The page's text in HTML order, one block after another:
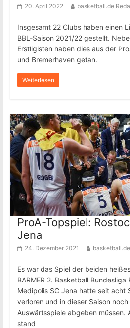
20. April 2022 basketball.de
Insgesamt 22 Clubs haben einen
BBL-Saison 2021/22 gestellt.
Erstligisten haben dies aus der
und Bremerhaven getan.
Weiterlesen
ProA-Topspiel:
Jena
24. Dezember 2021
Es war das Spiel der beiden
BARMER 2. Basketball Bundesliga
Medipolis SC Jena hatte seit acht
verloren und in dieser Saison
Auswärtsspiele abgeben müssen.
stand